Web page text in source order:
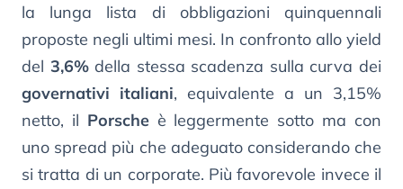
la lunga lista di obbligazioni quinquennali
proposte negli ultimi mesi. In confronto allo yield
del 3,6%della stessa scadenza sulla curva dei
governativi italiani, equivalente a un 3,15%
netto, il Porscheè leggermente sotto ma con
uno spread più che adeguato considerando che
si tratta di un corporate. Più favorevole invece il